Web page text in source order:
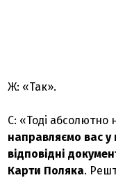
Ж: «Так».
С: «Тоді абсолютно
направляємо вас у
відповідні
Карти Поляка.